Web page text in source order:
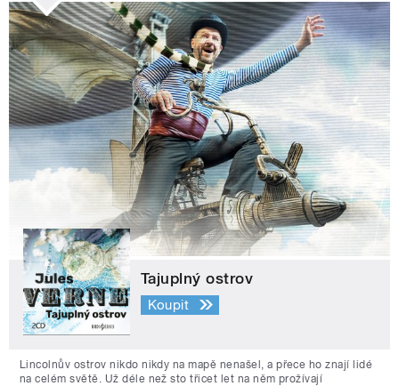
Tajuplný ostrov
Koupit
Lincolnův ostrov nikdo nikdy na mapě nenašel, a přece ho znají lidé
na celém světě. Už déle než sto třicet let na něm prožívají